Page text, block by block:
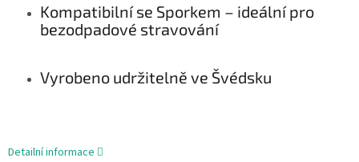
Kompatibilní se Sporkem – ideální pro
bezodpadové stravování
Vyrobeno udržitelně ve Švédsku
Detailní informace